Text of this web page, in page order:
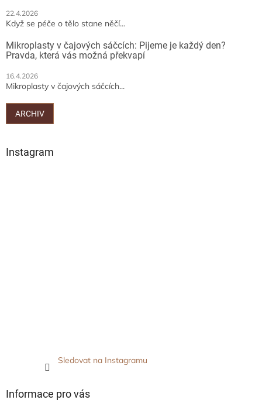
22.4.2026
Když se péče o tělo stane něčí...
Mikroplasty v čajových sáčcích: Pijeme je každý den?
Pravda, která vás možná překvapí
16.4.2026
Mikroplasty v čajových sáčcích...
ARCHIV
Instagram
Sledovat na Instagramu
Informace pro vás